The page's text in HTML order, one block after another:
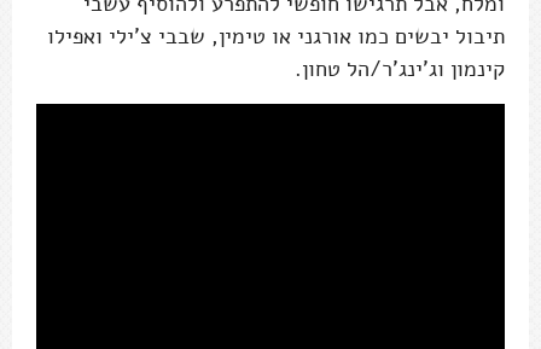
תיבול יבשים כמו אורגני או טימין, שבבי צ'ילי ואפילו
קינמון וג'ינג'ר/הל טחון.